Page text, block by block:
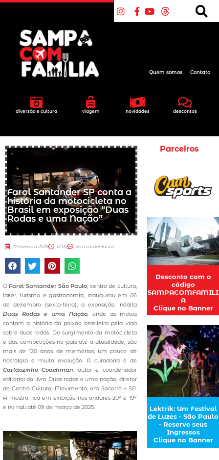
diversão e cultura viagem novidades descontos
Quem somos Contato
Farol Santander SP conta a
história da motocicleta no
Brasil em exposição “Duas
Rodas e uma Nação”
17 fevereiro 2025 12:00 sem comentários
OFarol Santander São Paulo , centro de cultura,
lazer, turismo e gastronomia, inaugurou em 06
de dezembro (sexta-feira), a exposição inédita
Duas Rodas e uma Nação,
onde as motos
contam a história da paixão brasileira pela vida
sobre duas rodas. Do surgimento da motocicleta
e das competições no país até a atualidade, são
mais de 120 anos de memórias, um pouco de
nostalgia e muita evolução. A curadoria é de
Carlãozinho Coachman , autor e coordenador
editorial do livro Duas rodas e uma nação, diretor
do Centro Cultural Movimento, em Socorro – SP.
A mostra fica em exibição nos andares 20º e 19º
e no hall até 09 de março de 2025.
Parceiros
Desconto com o
código
SAMPACOMFAMILI
A
Clique no Banner
Lektrik: Um Festival
de Luzes - São Paulo
- Reserve seus
Ingressos
Clique no Banner